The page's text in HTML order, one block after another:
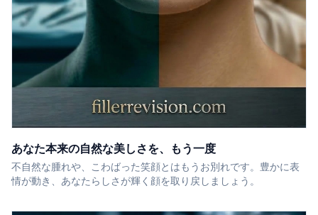
あなた本来の自然な美しさを、もう一度
不自然な腫れや、こわばった笑顔とはもうお別れです。豊かに表
情が動き、あなたらしさが輝く顔を取り戻しましょう。